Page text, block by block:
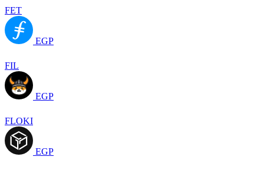
FET
EGP
FIL
EGP
FLOKI
EGP